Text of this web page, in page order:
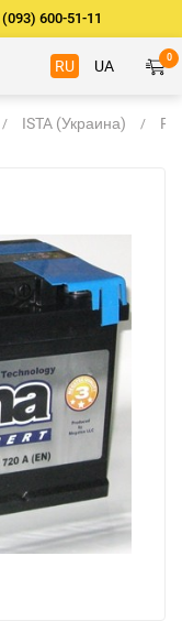
(093) 600-51-11
RU UA 0
ISTA (Украина)